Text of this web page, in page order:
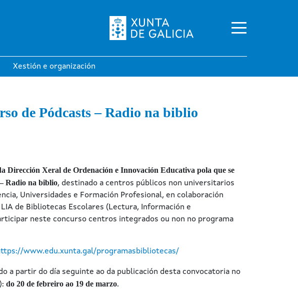
Xestión e organización
de Pódcasts – Radio na biblio
Dirección Xeral de Ordenación e Innovación Educativa pola que se
Radio na biblio, destinado a centros públicos non universitarios
Universidades e Formación Profesional, en colaboración
de Bibliotecas Escolares (Lectura, Información e
neste concurso centros integrados ou non no programa
www.edu.xunta.gal/programasbibliotecas/
a partir do día seguinte ao da publicación desta convocatoria no
): do 20 de febreiro ao 19 de marzo.